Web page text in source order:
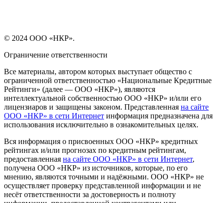
© 2024 ООО «НКР».
Ограничение ответственности
Все материалы, автором которых выступает общество с
ограниченной ответственностью «Национальные Кредитные
Рейтинги» (далее — ООО «НКР»), являются
интеллектуальной собственностью ООО «НКР» и/или его
лицензиаров и защищены законом. Представленная на сайте
ООО «НКР» в сети Интернет информация предназначена для
использования исключительно в ознакомительных целях.
Вся информация о присвоенных ООО «НКР» кредитных
рейтингах и/или прогнозах по кредитным рейтингам,
предоставленная на сайте ООО «НКР» в сети Интернет,
получена ООО «НКР» из источников, которые, по его
мнению, являются точными и надёжными. ООО «НКР» не
осуществляет проверку представленной информации и не
несёт ответственности за достоверность и полноту